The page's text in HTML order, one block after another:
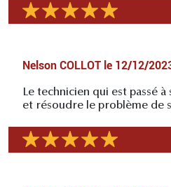
Nelson COLLOT le 12/12/
Le technicien qui est passé à
et résoudre le problème de